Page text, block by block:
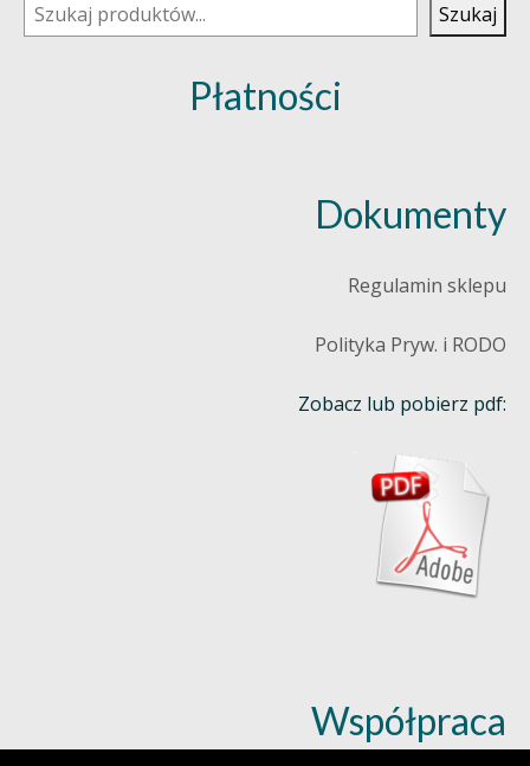
Szukaj
Płatności
Dokumenty
Regulamin sklepu
Polityka Pryw. i RODO
Zobacz lub pobierz pdf:
Współpraca